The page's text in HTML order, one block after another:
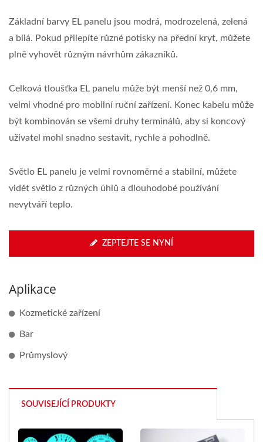
Základní barvy EL panelu jsou modrá, modrozelená, zelená
a bílá. Pokud přilepíte různé potisky na přední kryt, můžete
plně vyhovět různým návrhům zákazníků.
Celková tloušťka EL panelu může být menší než 0,6 mm,
velmi vhodné pro mobilní ruční zařízení. Konec kabelu může
být kombinován se všemi druhy terminálů, aby si koncový
uživatel mohl snadno sestavit, rychle a pohodlně.
Světlo EL panelu je velmi rovnoměrné a stabilní, můžete
vidět světlo z různých úhlů a dlouhodobé používání
nevytváří teplo.
ZEPTEJTE SE NYNÍ
Aplikace
Kozmetické zařízení
Bar
Průmyslový
SOUVISEJÍCÍ PRODUKTY